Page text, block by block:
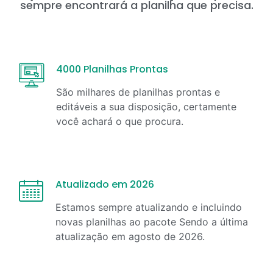
sempre encontrará a planilha que precisa.
4000 Planilhas Prontas
São milhares de planilhas prontas e
editáveis a sua disposição, certamente
você achará o que procura.
Atualizado em 2026
Estamos sempre atualizando e incluindo
novas planilhas ao pacote Sendo a última
atualização em agosto de 2026.